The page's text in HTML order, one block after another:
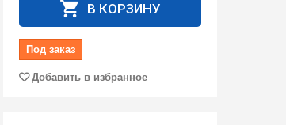
В КОРЗИНУ
Под заказ
Добавить в избранное